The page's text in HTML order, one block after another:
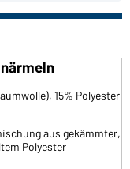
15% Polyester
aus gekämmter,
Polyester